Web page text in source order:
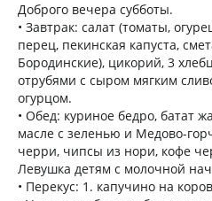
Доброго вечера субботы.
• Завтрак: салат (томаты,
перец, пекинская капуста,
Бородинские), цикорий, 3
отрубями с сыром мягким
огурцом.
• Обед: куриное бедро, батат
масле с зеленью и Медово-
черри, чипсы из нори, кофе
Левушка детям с молочной
• Перекус: 1. капучино на